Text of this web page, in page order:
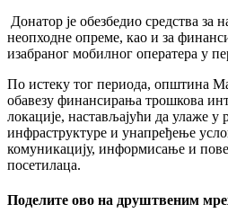
Донатор је обезбедио средства за
неопходне опреме, као и за
изабраног мобилног оператера у
По истеку тог периода, општина
обавезу финансирања трошкова
локације, настављајући да улаже у
инфраструктуре и унапређење
комуникацију, информисање и
посетилаца.
Поделите ово на друштвеним